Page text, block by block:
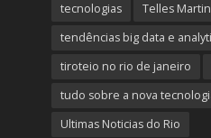
tecnologias
Telles
tendências big data e
tiroteio no rio de janeiro
tudo sobre a nova
Ultimas Noticias do Rio